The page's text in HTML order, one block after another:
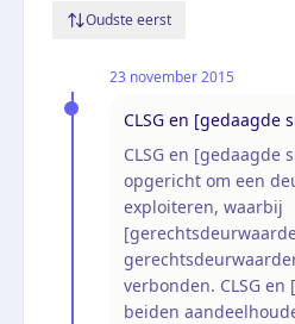
Oudste eerst
23 november 2015
CLSG en [gedaagde
CLSG en [gedaagde
opgericht om een
exploiteren, waarbij
verbonden. CLSG
beiden